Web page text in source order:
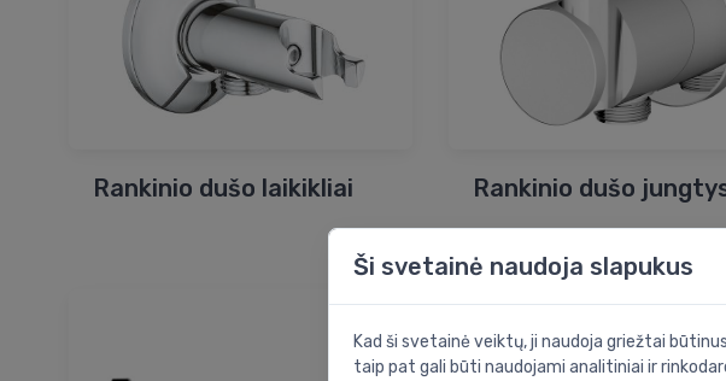
Rankinio dušo laikikliai Rankinio dušo
Ši svetainė naudoja slapukus
Kad ši svetainė veiktų, ji naudoja griežtai
taip pat gali būti naudojami analitiniai ir